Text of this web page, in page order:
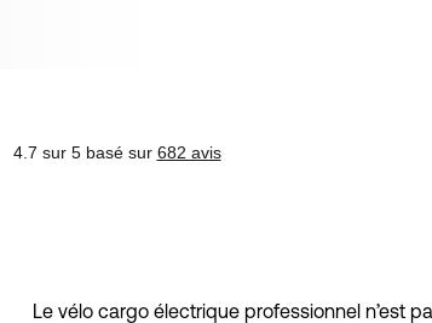
Le vélo cargo électrique professionnel n’est